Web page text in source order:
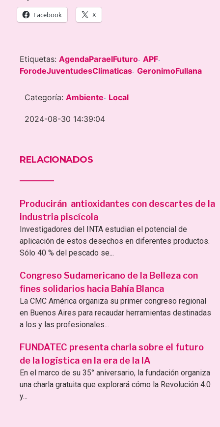
Facebook X
Etiquetas: AgendaParaelFuturo- APF-
ForodeJuventudesClimaticas- GeronimoFullana
Categoría: Ambiente- Local
2024-08-30 14:39:04
RELACIONADOS
Producirán antioxidantes con descartes de la
industria piscícola
Investigadores del INTA estudian el potencial de
aplicación de estos desechos en diferentes productos.
Sólo 40 % del pescado se...
Congreso Sudamericano de la Belleza con
fines solidarios hacia Bahía Blanca
La CMC América organiza su primer congreso regional
en Buenos Aires para recaudar herramientas destinadas
a los y las profesionales...
FUNDATEC presenta charla sobre el futuro
de la logística en la era de la IA
En el marco de su 35° aniversario, la fundación organiza
una charla gratuita que explorará cómo la Revolución 4.0
y...